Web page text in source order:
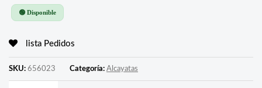
🟢 Disponible
lista Pedidos
SKU: 656023 Categoría: Alcayatas